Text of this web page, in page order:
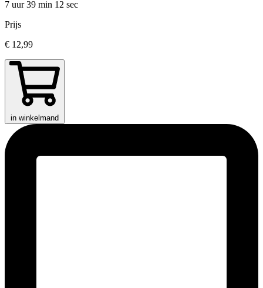
7 uur 39 min 12 sec
Prijs
€ 12,99
in winkelmand